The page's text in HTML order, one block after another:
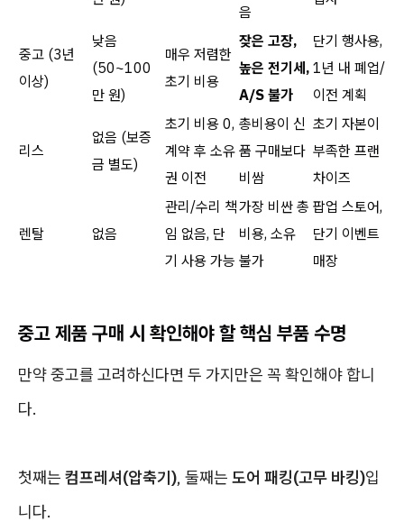
음
중고 (3년
이상)
낮음
(50~100
만 원)
매우 저렴한
초기 비용
잦은 고장,
높은 전기세,
A/S 불가
단기 행사용,
1년 내 폐업/
이전 계획
리스
없음 (보증
금 별도)
초기 비용 0,
계약 후 소유
권 이전
총비용이 신
품 구매보다
비쌈
초기 자본이
부족한 프랜
차이즈
렌탈 없음
관리/수리 책
임 없음, 단
기 사용 가능
가장 비싼 총
비용, 소유
불가
팝업 스토어,
단기 이벤트
매장
중고 제품 구매 시 확인해야 할 핵심 부품 수명
만약 중고를 고려하신다면 두 가지만은 꼭 확인해야 합니
다.
첫째는 컴프레셔(압축기), 둘째는 도어 패킹(고무 바킹)입
니다.